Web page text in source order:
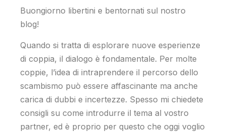
Buongiorno libertini e bentornati sul nostro
blog!
Quando si tratta di esplorare nuove esperienze
di coppia, il dialogo è fondamentale. Per molte
coppie, l’idea di intraprendere il percorso dello
scambismo può essere affascinante ma anche
carica di dubbi e incertezze. Spesso mi chiedete
consigli su come introdurre il tema al vostro
partner, ed è proprio per questo che oggi voglio